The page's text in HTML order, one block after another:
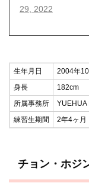
29, 2022
生年月日
2004年10
身長
182cm
所属事務所
YUEHUA
練習生期間
2年4ヶ月
チョン・ホジ